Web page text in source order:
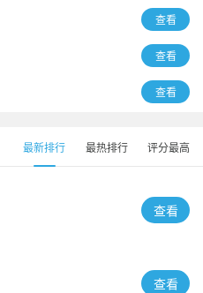
查看
查看
查看
查看
最新排行 最热排行 评分最高
查看
查看